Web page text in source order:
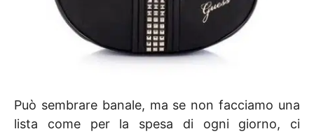
Può sembrare banale, ma se non facciamo una
lista come per la spesa di ogni giorno, ci